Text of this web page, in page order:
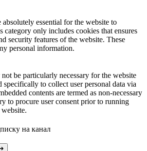
absolutely essential for the website to
category only includes cookies that ensures
security features of the website. These
personal information.
be particularly necessary for the website
specifically to collect user personal data via
contents are termed as non-necessary
to procure user consent prior to running
на канал